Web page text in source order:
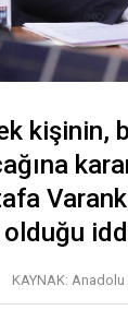
kişinin,
KAYNAK: Anadolu